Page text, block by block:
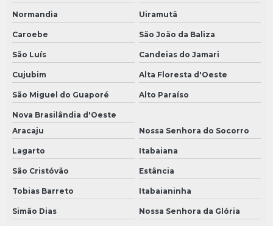
Normandia Uiramutã
Caroebe São João da Baliza
São Luís Candeias do Jamari
Cujubim Alta Floresta d'Oeste
São Miguel do Guaporé Alto Paraíso
Nova Brasilândia d'Oeste
Aracaju
Nossa Senhora do Socorro
Lagarto Itabaiana
São Cristóvão Estância
Tobias Barreto Itabaianinha
Simão Dias Nossa Senhora da Glória